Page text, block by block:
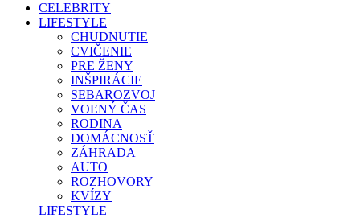
CELEBRITY
LIFESTYLE
CHUDNUTIE
CVIČENIE
PRE ŽENY
INŠPIRÁCIE
SEBAROZVOJ
VOĽNÝ ČAS
RODINA
DOMÁCNOSŤ
ZÁHRADA
AUTO
ROZHOVORY
KVÍZY
LIFESTYLE